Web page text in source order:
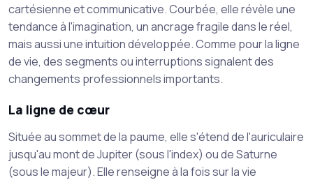
cartésienne et communicative. Courbée, elle révèle une
tendance à l'imagination, un ancrage fragile dans le réel,
mais aussi une intuition développée. Comme pour la ligne
de vie, des segments ou interruptions signalent des
changements professionnels importants.
La ligne de cœur
Située au sommet de la paume, elle s'étend de l'auriculaire
jusqu'au mont de Jupiter (sous l'index) ou de Saturne
(sous le majeur). Elle renseigne à la fois sur la vie